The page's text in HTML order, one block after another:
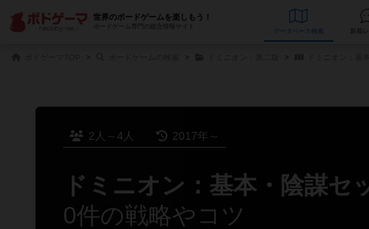
世界のボードゲームを楽しもう！
ボードゲーム専門の総合情報サイト
データベース
2人～4人 2017年～
ドミニオン：基本・陰謀セ
0件の戦略やコツ